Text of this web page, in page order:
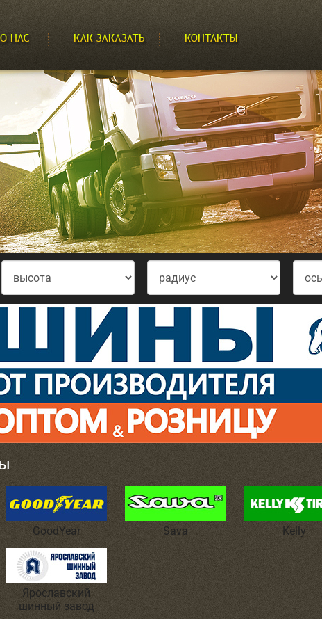
GoodYear Sava Kelly
Ярославский
шинный завод